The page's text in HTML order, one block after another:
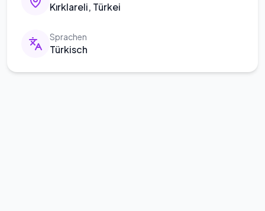
Kırklareli, Türkei
Sprachen
Türkisch